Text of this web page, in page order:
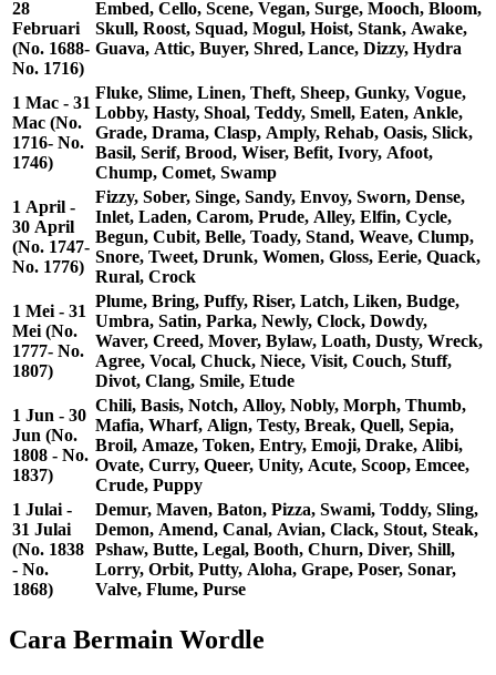
28
Februari
(No. 1688-
No. 1716)
Embed, Cello, Scene, Vegan, Surge, Mooch, Bloom,
Skull, Roost, Squad, Mogul, Hoist, Stank, Awake,
Guava, Attic, Buyer, Shred, Lance, Dizzy, Hydra
1 Mac - 31
Mac (No.
1716- No.
1746)
Fluke, Slime, Linen, Theft, Sheep, Gunky, Vogue,
Lobby, Hasty, Shoal, Teddy, Smell, Eaten, Ankle,
Grade, Drama, Clasp, Amply, Rehab, Oasis, Slick,
Basil, Serif, Brood, Wiser, Befit, Ivory, Afoot,
Chump, Comet, Swamp
1 April -
30 April
(No. 1747-
No. 1776)
Fizzy, Sober, Singe, Sandy, Envoy, Sworn, Dense,
Inlet, Laden, Carom, Prude, Alley, Elfin, Cycle,
Begun, Cubit, Belle, Toady, Stand, Weave, Clump,
Snore, Tweet, Drunk, Women, Gloss, Eerie, Quack,
Rural, Crock
1 Mei - 31
Mei (No.
1777- No.
1807)
Plume, Bring, Puffy, Riser, Latch, Liken, Budge,
Umbra, Satin, Parka, Newly, Clock, Dowdy,
Waver, Creed, Mover, Bylaw, Loath, Dusty, Wreck,
Agree, Vocal, Chuck, Niece, Visit, Couch, Stuff,
Divot, Clang, Smile, Etude
1 Jun - 30
Jun (No.
1808 - No.
1837)
Chili, Basis, Notch, Alloy, Nobly, Morph, Thumb,
Mafia, Wharf, Align, Testy, Break, Quell, Sepia,
Broil, Amaze, Token, Entry, Emoji, Drake, Alibi,
Ovate, Curry, Queer, Unity, Acute, Scoop, Emcee,
Crude, Puppy
1 Julai -
31 Julai
(No. 1838
- No.
1868)
Demur, Maven, Baton, Pizza, Swami, Toddy, Sling,
Demon, Amend, Canal, Avian, Clack, Stout, Steak,
Pshaw, Butte, Legal, Booth, Churn, Diver, Shill,
Lorry, Orbit, Putty, Aloha, Grape, Poser, Sonar,
Valve, Flume, Purse
Cara Bermain Wordle